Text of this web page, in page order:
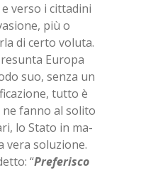
ver­so i cit­ta­di­ni
più o
di cer­to vo­lu­ta.
Eu­ro­pa
suo, sen­za un
tut­to è
ne fan­no al so­li­to
lo Sta­to in ma­
vera so­lu­zio­ne.
“Pre­fe­ri­sco